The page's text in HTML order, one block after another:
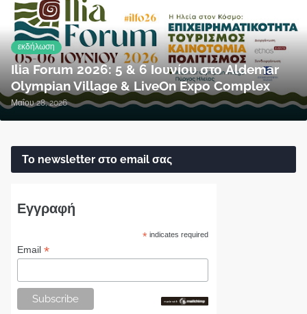
εκδήλωση
Ilia Forum 2026: 5 & 6 Ιουνίου στο Aldemar
Olympian Village & LiveOn Expo Complex
Μαΐου 28, 2026
Το newsletter στο email σας
Εγγραφή
* indicates required
Email *